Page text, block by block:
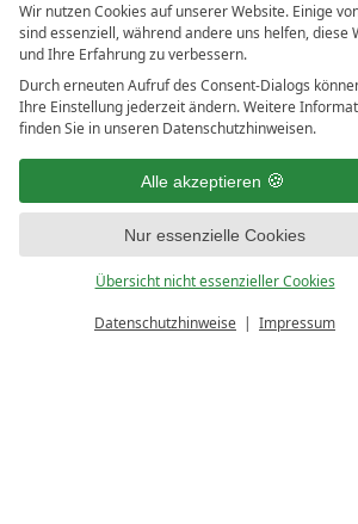
Wir nutzen Cookies auf unserer Website. Einige
sind essenziell, während andere uns helfen, diese
und Ihre Erfahrung zu verbessern.
Durch erneuten Aufruf des Consent-Dialogs
Ihre Einstellung jederzeit ändern. Weitere
finden Sie in unseren Datenschutzhinweisen.
Alle akzeptieren
Nur essenzielle Cookies
Übersicht nicht essenzieller Cookies
Datenschutzhinweise Impressum
GUTSCHEINE & MEHR ALLE RESORTS
LEADING SPA
10. Oktober Str. 17/
Österreich
T +43 4242 22077
UNSERE